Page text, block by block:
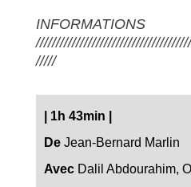
INFORMATIONS
/////
| 1h 43min |
DeJean-Bernard Marlin
AvecDalil Abdourahim,